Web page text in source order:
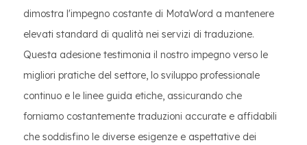
dimostra l'impegno costante di MotaWord a mantenere
elevati standard di qualità nei servizi di traduzione.
Questa adesione testimonia il nostro impegno verso le
migliori pratiche del settore, lo sviluppo professionale
continuo e le linee guida etiche, assicurando che
forniamo costantemente traduzioni accurate e affidabili
che soddisfino le diverse esigenze e aspettative dei